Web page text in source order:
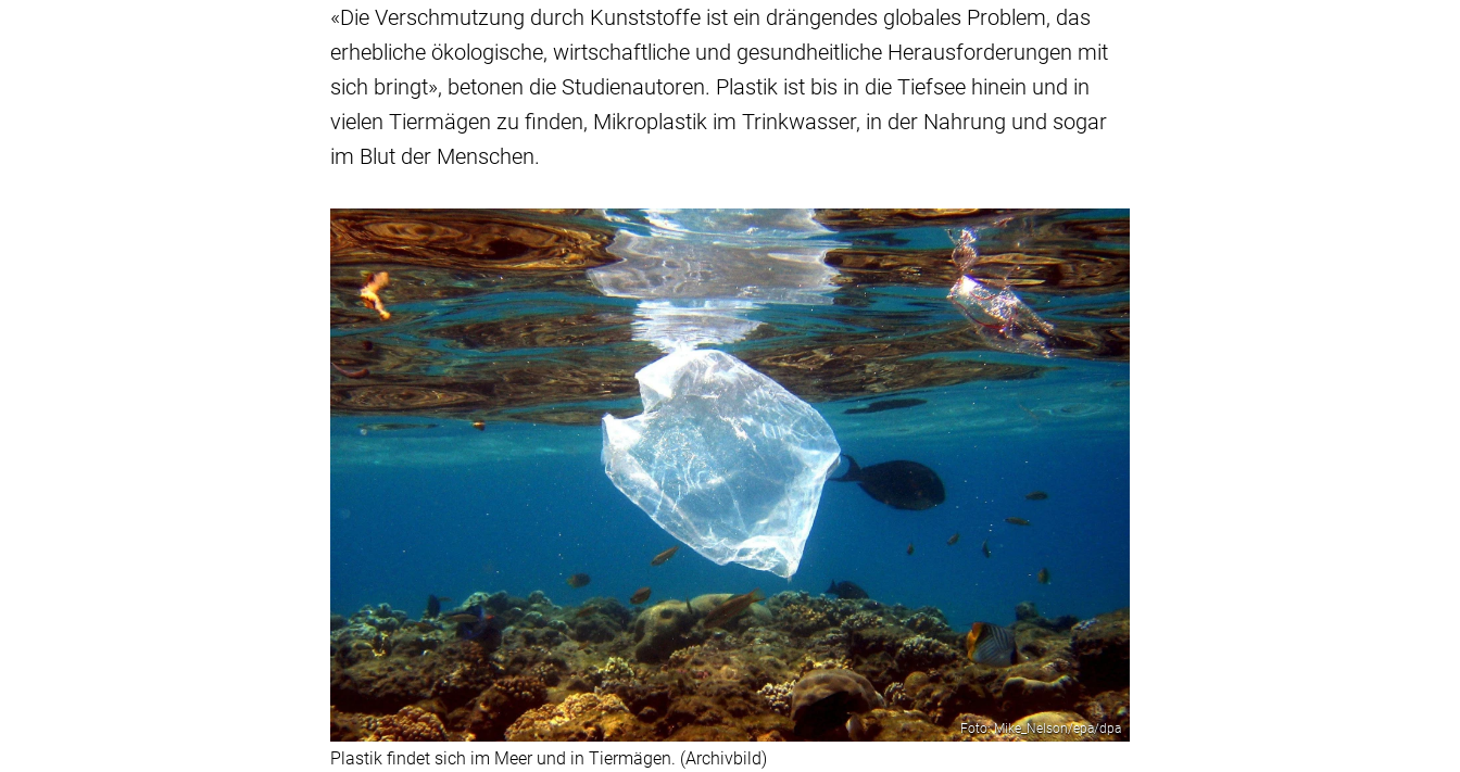
«Die Verschmutzung durch Kunststoffe ist ein drängendes globales Problem, das
erhebliche ökologische, wirtschaftliche und gesundheitliche Herausforderungen mit
sich bringt», betonen die Studienautoren. Plastik ist bis in die Tiefsee hinein und in
vielen Tiermägen zu finden, Mikroplastik im Trinkwasser, in der Nahrung und sogar
im Blut der Menschen.
Foto: Mike_Nelson/epa/dpa
Plastik findet sich im Meer und in Tiermägen. (Archivbild)